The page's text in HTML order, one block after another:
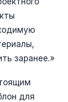
заранее.»
для